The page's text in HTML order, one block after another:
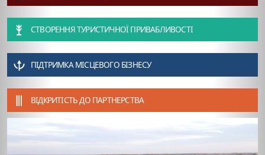
СТВОРЕННЯ ТУРИСТИЧНОЇ ПРИВАБЛИВОСТІ
ПІДТРИМКА МІСЦЕВОГО БІЗНЕСУ
ВІДКРИТІСТЬ ДО ПАРТНЕРСТВА